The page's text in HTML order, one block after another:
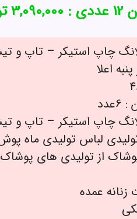
چاپ استیکر – تاپ و
اعلا
چاپ استیکر – تاپ و
لباس تولیدی ماه
از تولیدی های
عمده